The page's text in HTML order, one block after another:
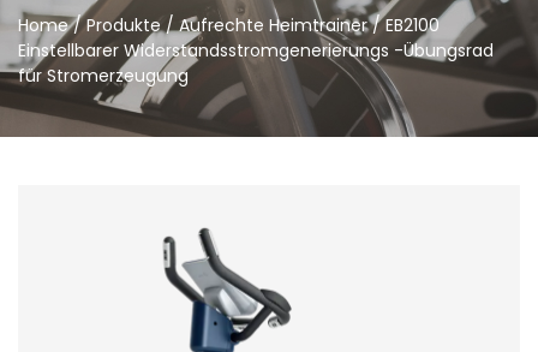
Home/Produkte/Aufrechte Heimtrainer/EB2100
Einstellbarer Widerstandsstromgenerierungs -Übungsrad
für Stromerzeugung